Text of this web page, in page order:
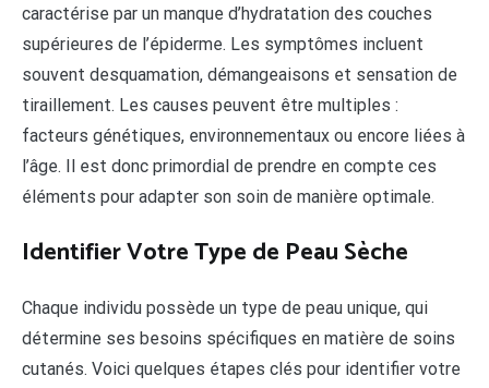
caractérise par un manque d’hydratation des couches
supérieures de l’épiderme. Les symptômes incluent
souvent desquamation, démangeaisons et sensation de
tiraillement. Les causes peuvent être multiples :
facteurs génétiques, environnementaux ou encore liées à
l’âge. Il est donc primordial de prendre en compte ces
éléments pour adapter son soin de manière optimale.
Identifier Votre Type de Peau Sèche
Chaque individu possède un type de peau unique, qui
détermine ses besoins spécifiques en matière de soins
cutanés. Voici quelques étapes clés pour identifier votre